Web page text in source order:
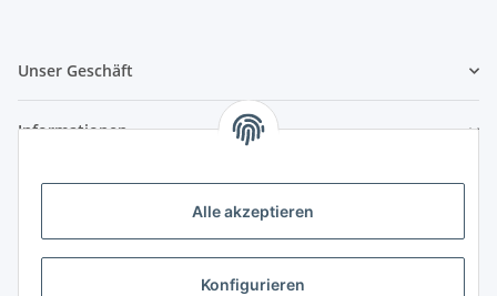
Alle akzeptieren
Konfigurieren
Unser Geschäft
Informationen
Zahlungsmöglichkeiten
Vorkasse (per Bank-Überweisung)
PayPal